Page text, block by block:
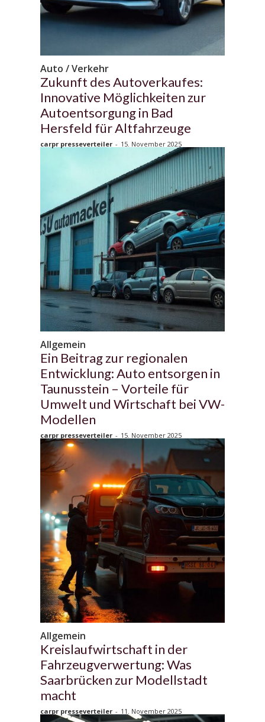
Auto / Verkehr
Zukunft des Autoverkaufes:
Innovative Möglichkeiten zur
Autoentsorgung in Bad
Hersfeld für Altfahrzeuge
carpr presseverteiler - 15. November 2025
Allgemein
Ein Beitrag zur regionalen
Entwicklung: Auto entsorgen in
Taunusstein – Vorteile für
Umwelt und Wirtschaft bei VW-
Modellen
carpr presseverteiler - 15. November 2025
Allgemein
Kreislaufwirtschaft in der
Fahrzeugverwertung: Was
Saarbrücken zur Modellstadt
macht
carpr presseverteiler - 11. November 2025